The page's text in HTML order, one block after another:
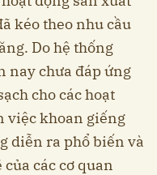
kéo theo nhu cầu
Do hệ thống
nay chưa đáp ứng
cho các hoạt
việc khoan giếng
diễn ra phổ biến và
các cơ quan